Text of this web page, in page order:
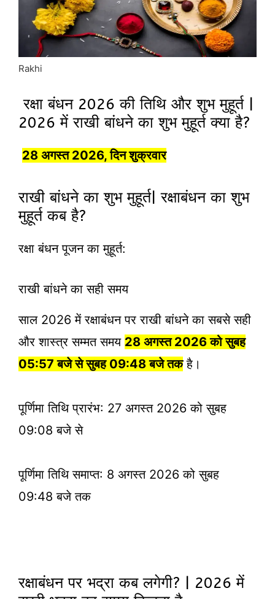
Rakhi
रक्षा बंधन 2026 की तिथि और शुभ मुहूर्त |
2026 में राखी बांधने का शुभ मुहूर्त क्या है?
28 अगस्त 2026, दिन शुक्रवार
राखी बांधने का शुभ मुहूर्त| रक्षाबंधन का शुभ
मुहूर्त कब है?
रक्षा बंधन पूजन का मुहूर्त:
राखी बांधने का सही समय
साल 2026 में रक्षाबंधन पर राखी बांधने का सबसे सही
और शास्त्र सम्मत समय 28 अगस्त 2026 को सुबह
05:57 बजे से सुबह 09:48 बजे तकहै।
पूर्णिमा तिथि प्रारंभ: 27 अगस्त 2026 को सुबह
09:08 बजे से
पूर्णिमा तिथि समाप्त: 8 अगस्त 2026 को सुबह
09:48 बजे तक
रक्षाबंधन पर भद्रा कब लगेगी? | 2026 में